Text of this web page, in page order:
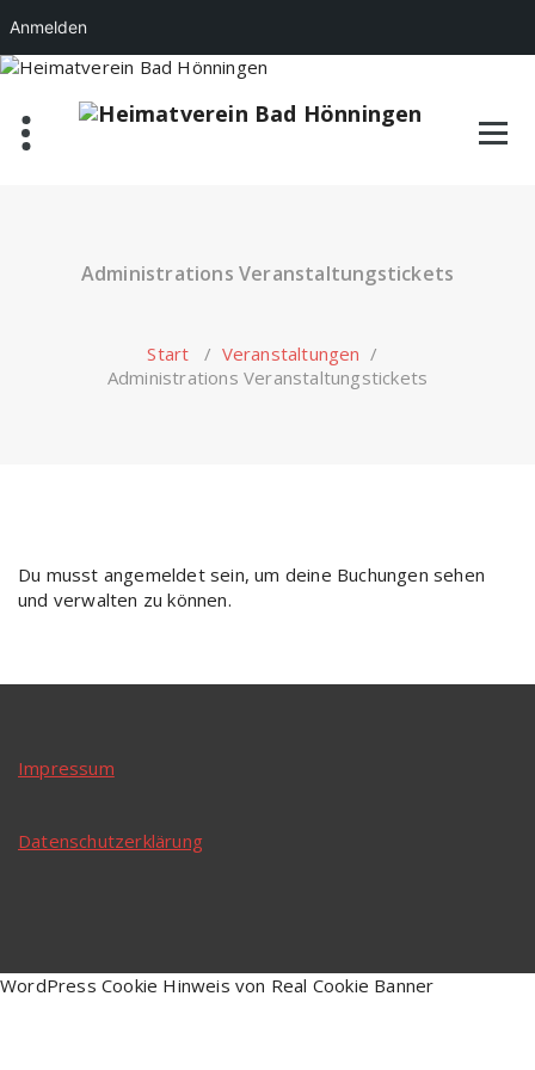
Anmelden
Zum
springen
Administrations Veranstaltungstickets
Start / Veranstaltungen /
Administrations Veranstaltungstickets
Du musst angemeldet sein, um deine Buchungen sehen
und verwalten zu können.
Impressum
Datenschutzerklärung
WordPress Cookie Hinweis von Real Cookie Banner